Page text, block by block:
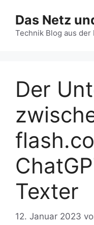
Inhalt
springen
Das Netz
Technik Blog aus der
Der
Texter
12. Januar 2023